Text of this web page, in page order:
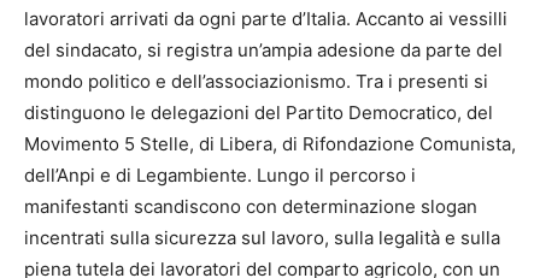
lavoratori arrivati da ogni parte d’Italia. Accanto ai vessilli
del sindacato, si registra un’ampia adesione da parte del
mondo politico e dell’associazionismo. Tra i presenti si
distinguono le delegazioni del Partito Democratico, del
Movimento 5 Stelle, di Libera, di Rifondazione Comunista,
dell’Anpi e di Legambiente. Lungo il percorso i
manifestanti scandiscono con determinazione slogan
incentrati sulla sicurezza sul lavoro, sulla legalità e sulla
piena tutela dei lavoratori del comparto agricolo, con un